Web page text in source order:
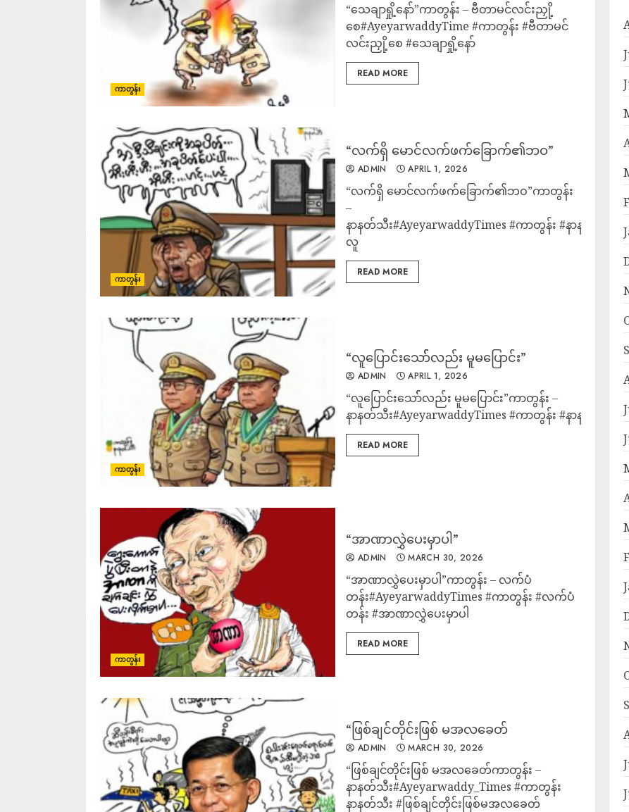
ကာတွန်း
“သေချာရှို့နော်”ကာတွန်း – ဗီတာမင်လင်းညှို့
စေ#AyeyarwaddyTime #ကာတွန်း #ဗီတာမင်
လင်းညှို့စေ #သေချာရှို့နော်
READ MORE
ကာတွန်း
“လက်ရှိ မောင်လက်ဖက်ခြောက်၏ဘဝ”
ADMIN APRIL 1, 2026
“လက်ရှိ မောင်လက်ဖက်ခြောက်၏ဘဝ”ကာတွန်း
–
နာနတ်သီး#AyeyarwaddyTimes #ကာတွန်း #နာနတ်သီး #
လူ
READ MORE
ကာတွန်း
“လူပြောင်းသော််လည်း မူမပြောင်း”
ADMIN APRIL 1, 2026
“လူပြောင်းသော််လည်း မူမပြောင်း”ကာတွန်း –
နာနတ်သီး#AyeyarwaddyTimes #ကာတွန်း #နာနတ်သီး
READ MORE
ကာတွန်း
“အာဏာလွှဲပေးမှာပါ”
ADMIN MARCH 30, 2026
“အာဏာလွှဲပေးမှာပါ”ကာတွန်း – လက်ပံ
တန်း#AyeyarwaddyTimes #ကာတွန်း #လက်ပံ
တန်း #အာဏာလွှဲပေးမှာပါ
READ MORE
“ဖြစ်ချင်တိုင်းဖြစ် မအလခေတ်
ADMIN MARCH 30, 2026
“ဖြစ်ချင်တိုင်းဖြစ် မအလခေတ်ကာတွန်း –
နာနတ်သီး#Ayeyarwaddy_Times #ကာတွန်း
နာနတ်သီး #ဖြစ်ချင်တိုင်းဖြစ်မအလခေတ်